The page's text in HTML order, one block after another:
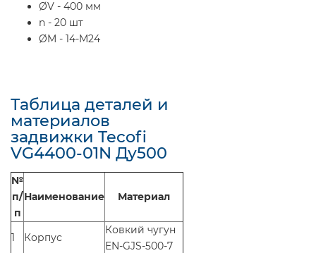
ØV - 400 мм
n - 20 шт
ØM - 14-M24
Таблица деталей и
материалов
задвижки Tecofi
VG4400-01N Ду500
№
п/
п
Наименование Материал
1 Корпус
Ковкий чугун
EN-GJS-500-7